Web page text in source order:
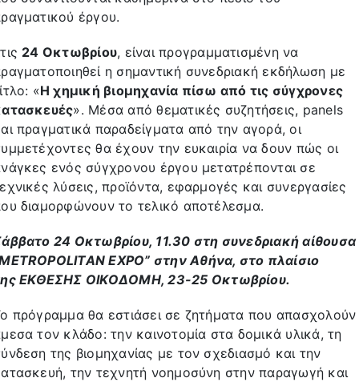
έργου.
24 Οκτωβρίου, είναι προγραμματισμένη να
η σημαντική συνεδριακή εκδήλωση με
«Η χημική βιομηχανία πίσω από τις σύγχρονες
». Μέσα από θεματικές συζητήσεις, panels
πραγματικά παραδείγματα από την αγορά, οι
θα έχουν την ευκαιρία να δουν πώς οι
ενός σύγχρονου έργου μετατρέπονται σε
λύσεις, προϊόντα, εφαρμογές και συνεργασίες
διαμορφώνουν το τελικό αποτέλεσμα.
24 Οκτωβρίου, 11.30 στη συνεδριακή αίθουσα
EXPO” στην Αθήνα, στo πλαίσιo
EΚΘΕΣΗΣ ΟΙΚΟΔΟΜΗ, 23-25 Οκτωβρίου.
πρόγραμμα θα εστιάσει σε ζητήματα που απασχολούν
τον κλάδο: την καινοτομία στα δομικά υλικά, τη
της βιομηχανίας με τον σχεδιασμό και την
την τεχνητή νοημοσύνη στην παραγωγή και